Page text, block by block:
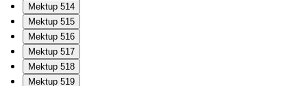
Mektup 514
Mektup 515
Mektup 516
Mektup 517
Mektup 518
Mektup 519